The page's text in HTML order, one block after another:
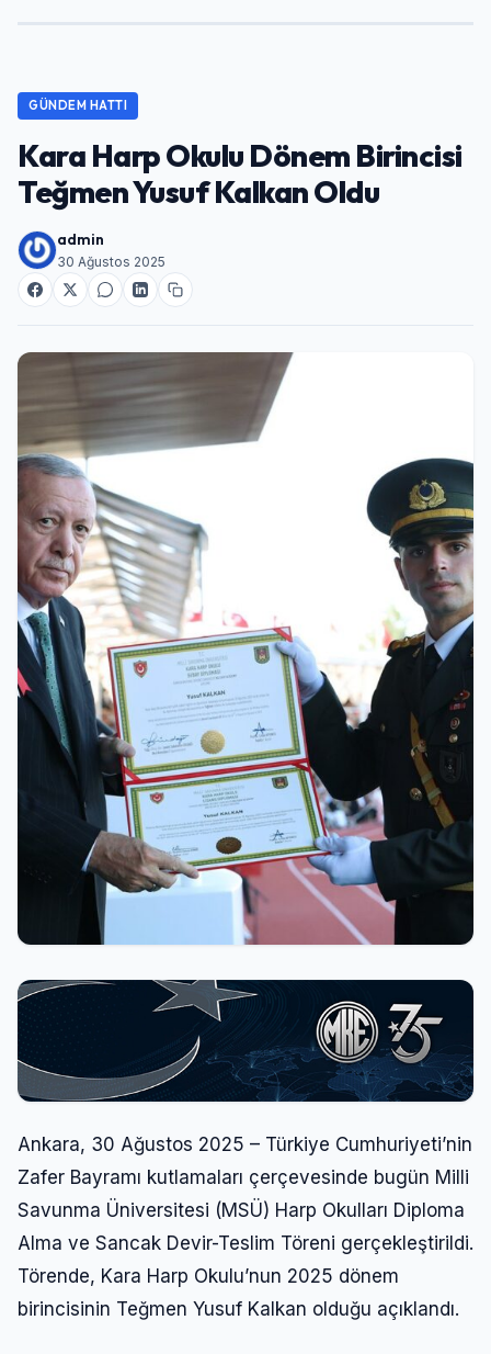
GÜNDEM HATTI
Kara Harp Okulu Dönem Birincisi
Teğmen Yusuf Kalkan Oldu
admin
30 Ağustos 2025
Ankara, 30 Ağustos 2025 – Türkiye Cumhuriyeti’nin
Zafer Bayramı kutlamaları çerçevesinde bugün Milli
Savunma Üniversitesi (MSÜ) Harp Okulları Diploma
Alma ve Sancak Devir-Teslim Töreni gerçekleştirildi.
Törende, Kara Harp Okulu’nun 2025 dönem
birincisinin Teğmen Yusuf Kalkan olduğu açıklandı.